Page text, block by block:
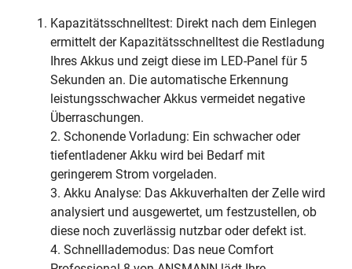
Kapazitätsschnelltest: Direkt nach dem Einlegen
ermittelt der Kapazitätsschnelltest die Restladung
Ihres Akkus und zeigt diese im LED-Panel für 5
Sekunden an. Die automatische Erkennung
leistungsschwacher Akkus vermeidet negative
Überraschungen.
2. Schonende Vorladung: Ein schwacher oder
tiefentladener Akku wird bei Bedarf mit
geringerem Strom vorgeladen.
3. Akku Analyse: Das Akkuverhalten der Zelle wird
analysiert und ausgewertet, um festzustellen, ob
diese noch zuverlässig nutzbar oder defekt ist.
4. Schnelllademodus: Das neue Comfort